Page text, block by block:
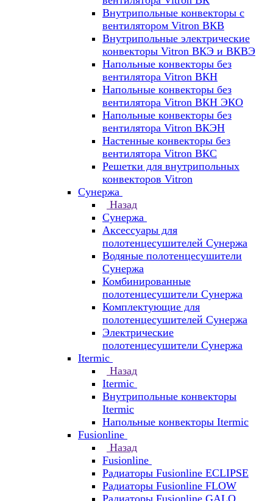
Внутрипольные конвекторы с
вентилятором Vitron ВКВ
Внутрипольные электрические
конвекторы Vitron ВКЭ и ВКВЭ
Напольные конвекторы без
вентилятора Vitron ВКН
Напольные конвекторы без
вентилятора Vitron ВКН ЭКО
Напольные конвекторы без
вентилятора Vitron ВКЭН
Настенные конвекторы без
вентилятора Vitron ВКС
Решетки для внутрипольных
конвекторов Vitron
Сунержа
Назад
Сунержа
Аксессуары для
полотенцесушителей Сунержа
Водяные полотенцесушители
Сунержа
Комбинированные
полотенцесушители Сунержа
Комплектующие для
полотенцесушителей Сунержа
Электрические
полотенцесушители Сунержа
Itermic
Назад
Itermic
Внутрипольные конвекторы
Itermic
Напольные конвекторы Itermic
Fusionline
Назад
Fusionline
Радиаторы Fusionline ECLIPSE
Радиаторы Fusionline FLOW
Радиаторы Fusionline GALO